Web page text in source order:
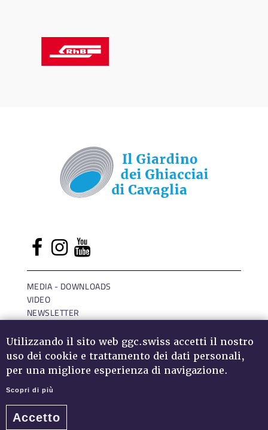
MEDIA - DOWNLOADS
VIDEO
NEWSLETTER
IMPRESSUM
DATA PROTECTION
Utilizzando il sito web ggc.swiss accetti il nostro
uso dei cookie e trattamento dei dati personali,
per una migliore esperienza di navigazione.
Scopri di più
Accetto